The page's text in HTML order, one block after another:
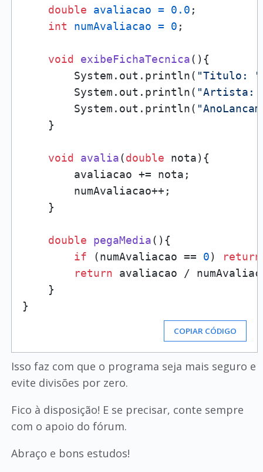
double
avaliacao = 0.0 ;
int
numAvaliacao = 0 ;
void exibeFichaTecnica() {
        System.out.println(
"Titulo: "
        System.out.println(
"Artista:
        System.out.println(
    }
void avalia(double nota) {
        avaliacao += nota;
        numAvaliacao++;
    }
double pegaMedia() {
if (numAvaliacao == 0)
return
return avaliacao /
    }
COPIAR CÓDIGO
Isso faz com que o programa seja mais seguro e
evite divisões por zero.
Fico à disposição! E se precisar, conte sempre
com o apoio do fórum.
Abraço e bons estudos!